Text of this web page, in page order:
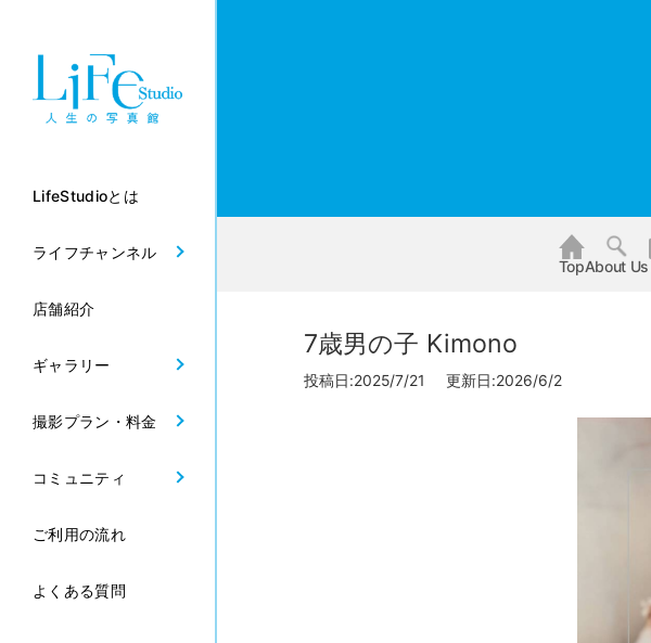
LifeStudioとは
ライフチャンネル
店舗紹介
ギャラリー
撮影プラン・料金
コミュニティ
ご利用の流れ
よくある質問
TopAbout Us
7歳男の子 Kimono
投稿日:2025/7/21 更新日:2026/6/2